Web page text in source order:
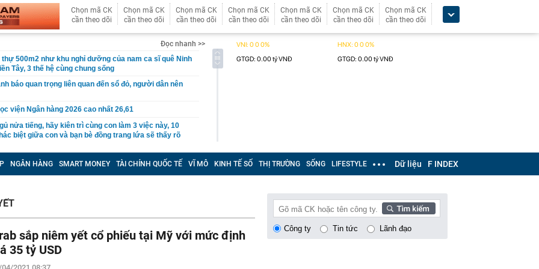
Chọn mã CK
cần theo dõi
Chọn mã CK
cần theo dõi
Chọn mã CK
cần theo dõi
Chọn mã CK
cần theo dõi
Chọn mã CK
cần theo dõi
Chọn mã CK
cần theo dõi
Chọn mã CK
cần theo dõi
Đọc nhanh >>
thự 500m2 như khu nghỉ dưỡng của nam ca sĩ quê Ninh
Tây, 3 thế hệ cùng chung sống
báo quan trọng liên quan đến sổ đỏ, người dân nên
viện Ngân hàng 2026 cao nhất 26,61
nửa tiếng, hãy kiên trì cùng con làm 3 việc này, 10
biệt giữa con và bạn bè đồng trang lứa sẽ thấy rõ
hạ tầng sạc xe điện trên cao tốc Bắc - Nam?
gáy': Bảo Tín Mạnh Hải, Mi Hồng làm ăn ra sao?
giam nguyên Trưởng Ban quản lý chung cư Ngô Anh
Vâu
ra mắt xe tay côn cổ điển 150 cc giá 30 triệu đồng
X và Yamaha Exciter
NGÂN HÀNG SMART MONEY TÀI CHÍNH QUỐC TẾ VĨ MÔ KINH TẾ SỐ THỊ TRƯỜNG SỐNG LIFESTYLE Dữ liệu F INDEX
sắp niêm yết cổ phiếu tại Mỹ với mức định
35 tỷ USD
Công ty Tin tức Lãnh đạo